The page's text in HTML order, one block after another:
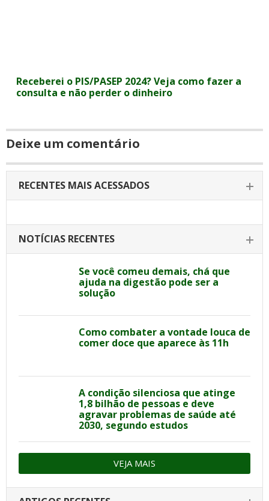
Receberei o PIS/PASEP 2024? Veja como fazer a
consulta e não perder o dinheiro
Deixe um comentário
RECENTES MAIS ACESSADOS
NOTÍCIAS RECENTES
Se você comeu demais, chá que
ajuda na digestão pode ser a
solução
Como combater a vontade louca de
comer doce que aparece às 11h
A condição silenciosa que atinge
1,8 bilhão de pessoas e deve
agravar problemas de saúde até
2030, segundo estudos
VEJA MAIS